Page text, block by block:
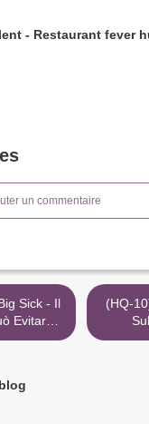
- Restaurant fever
un commentaire
Evitare...
4K
(HQ-